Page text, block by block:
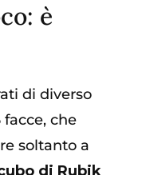
è
di diverso
che
soltanto a
di Rubik